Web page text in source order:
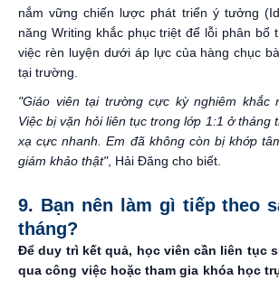
nắm vững chiến lược phát triển ý tưởng
năng Writing khắc phục triệt để lỗi phân bổ
việc rèn luyện dưới áp lực của hàng chục
tại trường.
"Giáo viên tại trường cực kỳ nghiêm khắc
Việc bị vặn hỏi liên tục trong lớp 1:1 ở tháng
xạ cực nhanh. Em đã không còn bị khớp
giám khảo thật", Hải Đăng cho biết.
9. Bạn nên làm gì tiếp theo
tháng?
Để duy trì kết quả, học viên cần liên tục
qua công việc hoặc tham gia khóa học